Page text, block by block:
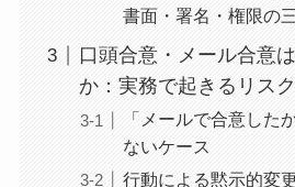
書面・署名・権限の
口頭合意・メール合意
か：実務で起きるリス
「メールで合意した
ないケース
行動による黙示的変